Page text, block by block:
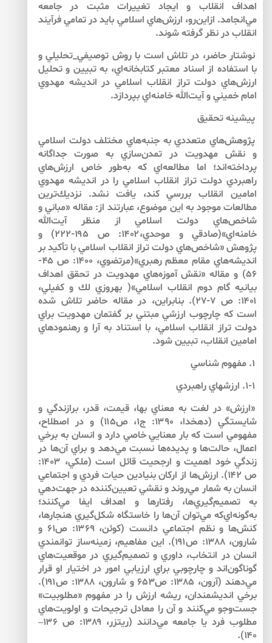
اهداف انقلاب و ايجاد تغييرات مثبت در جامعه
مي‌انجامد. ازاين‌رو، ارزش‌هاي اسلامي بايد در تمامي فرآيند
انقلاب در نظر گرفته شوند.
نوشتار حاضر، در تلاش است با روش توصيفي_تحليلي و
با استفاده از اسناد معتبر كتابخانه‌اي، به تبيين و تحليل
ارزش‌هاي دولت تراز انقلاب اسلامي در انديشه مهدوي
امام خميني و آيت‌الله خامنه‌اي بپردازد.
پيشينه تحقيق
پژوهش‌هاي متعددي به جنبه‌هاي مختلف دولت اسلامي
و نقش مهدويت در تمدن‌سازي به صورت جداگانه
پرداخته‌اند؛ اما مطالعه‌اي كه به‌طور خاص ارزش‌هاي
راهبردي دولت تراز انقلاب اسلامي را در انديشه مهدوي
امامين انقلاب بررسي كند، يافت نشد. نزديك‌ترين
مطالعات موجود به اين موضوع، عبارتند از: مقاله «مباني و
شاخص‌هاي دولت اسلامي از منظر آيت‌الله
خامنه‌اي»(صادقي و موحدي،۱۴۰۲: ص ۱۹۵-۲۲۲) و
پژوهش «شاخص‌هاي دولت تراز انقلاب اسلامي با تأكيد بر
انديشه‌هاي مقام معظم رهبري»(مرتضوي، ۱۴۰۰: ص ۴۵-
۵۶) و مقاله «نقش آموزه‌هاي مهدويت در تحقق اهداف
بيانيه گام دوم انقلاب اسلامي»( بهروزي لك و كفيلي،
۱۴۰۱: ص ۷-۲۷). بنابراين، در مقاله حاضر تلاش شده
است كه چارچوب ارزشي مبتني بر گفتمان مهدويت براي
دولت تراز انقلاب اسلامي، با استناد به آرا و رهنمودهاي
امامين انقلاب، تبيين شود.
۱. مفهوم شناسي
۱-۱. ارزش­هاي راهبردي
«ارزش» در لغت به معناي بها، قيمت، قدر، برازندگي و
شايستگي (دهخدا، ۱۳۹۰: ج۱، ص۱۱۵) و در اصطلاح،
مفهومي است كه بار معنايي خاصي دارد و انسان به برخي
اعمال، حالت‌ها و پديده‌ها نسبت مي‌دهد و براي آن‌ها در
زندگي خود اهميت و ارجحيت قائل است (ملكي، ۱۴۰۳:
ص ۱۴۲). ارزش‌ها از اركان بنيادين حيات فردي و اجتماعي
انسان به شمار مي‌روند و نقشي تعيين‌كننده در جهت‌دهي
به تصميم‌گيري‌ها، رفتارها و اهداف ايفا مي‌كنند؛
به‌گونه‌اي‌كه مي‌توان آن‌ها را خاستگاه شكل‌گيري هنجارها،
كنش‌ها و نظم اجتماعي دانست (كوئن، ۱۳۶۹: ص۶۱ و
شارون، ۱۳۸۸: ص۱۹۱). اين مفاهيم، زمينه‌ساز توانمندي
انسان در انتخاب، داوري و تصميم‌گيري در موقعيت‌هاي
گوناگون‌اند و چارچوبي براي ارزيابي امور در اختيار او قرار
مي‌دهند (آرون، ۱۳۸۵: ص۶۵۳ و شارون، ۱۳۸۸: ص۱۹۱).
برخي انديشمندان، ريشه ارزش را در مفهوم «مطلوبيت»
جست‌وجو مي‌كنند و آن را معادل ترجيحات و اولويت‌هاي
مطلوب فرد يا جامعه مي‌دانند (ريتزر، ۱۳۸۹: ص ۱۳۶–
۱۴۰).